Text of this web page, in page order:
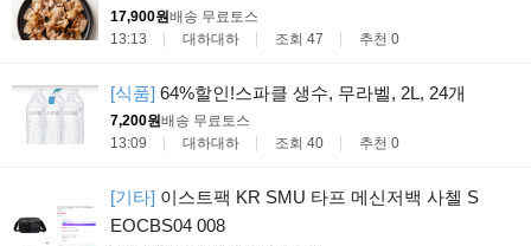
17,900원배송 무료 토스
13:13
대하대하 조회 47 추천 0
[식품] 64%할인!스파클 생수, 무라벨, 2L, 24개
7,200원배송 무료 토스
13:09
대하대하 조회 40 추천 0
[기타] 이스트팩 KR SMU 타프 메신저백 사첼 S
EOCBS04 008